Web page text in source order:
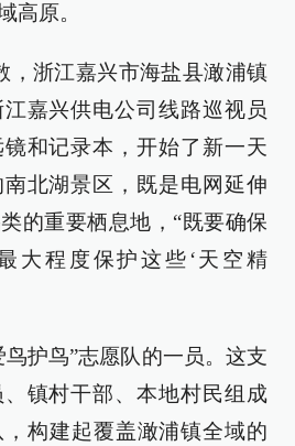
高原。
，浙江嘉兴市海盐县澉浦镇
嘉兴供电公司线路巡视员
和记录本，开始了新一天
北湖景区，既是电网延伸
的重要栖息地，“既要确保
大程度保护这些‘天空精
护鸟”志愿队的一员。这支
镇村干部、本地村民组成
构建起覆盖澉浦镇全域的